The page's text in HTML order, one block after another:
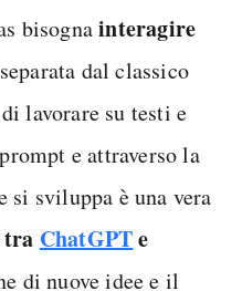
bisognainteragire
dal classico
lavorare su testi e
e attraverso la
si sviluppa è una vera
tra ChatGPTe
di nuove idee e il